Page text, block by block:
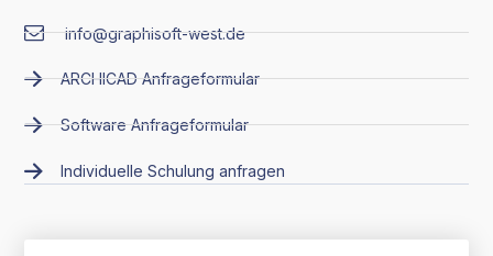
info@graphisoft-west.de
ARCHICAD Anfrageformular
Software Anfrageformular
Individuelle Schulung anfragen